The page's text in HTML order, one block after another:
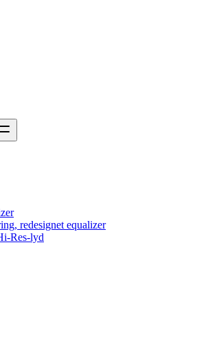
redesignet equalizer
Res-lyd